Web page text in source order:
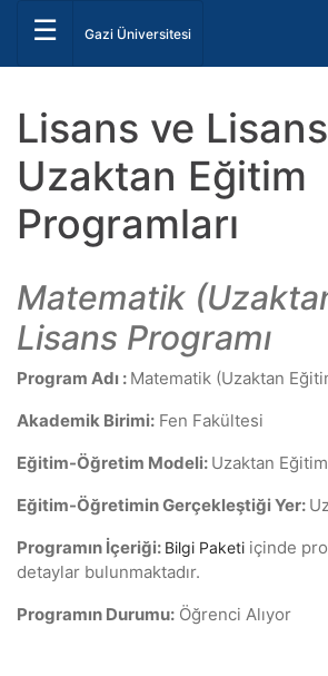
☰ Gazi Üniversitesi
Lisans ve
Uzaktan Eğitim
Programları
Matematik
Lisans Programı
Program Adı : Matematik (Uzaktan
Akademik Birimi: Fen Fakültesi
Eğitim-Öğretim Modeli: Uzaktan Eğitim
Eğitim-Öğretimin Gerçekleştiği Yer:
Programın İçeriği: Bilgi Paketi içinde
detaylar bulunmaktadır.
Programın Durumu: Öğrenci Alıyor